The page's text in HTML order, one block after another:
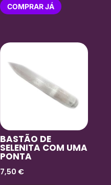
COMPRAR JÁ
BASTÃO DE
SELENITA COM UMA
PONTA
7,50 €